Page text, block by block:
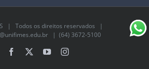
| Todos os direitos reservados |
| (64) 3672-5100
Facebook YouTubeInstagram